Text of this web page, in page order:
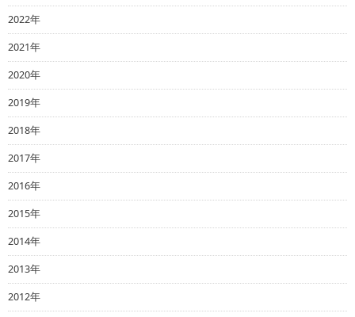
2022年
2021年
2020年
2019年
2018年
2017年
2016年
2015年
2014年
2013年
2012年